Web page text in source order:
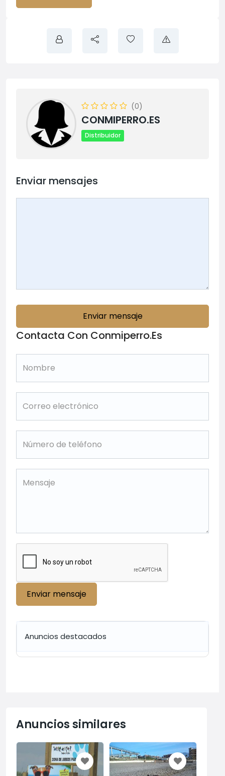
(0)
CONMIPERRO.ES
Distribuidor
Enviar mensajes
Enviar mensaje
Contacta Con Conmiperro.es
Enviar mensaje
Anuncios destacados
Anuncios similares